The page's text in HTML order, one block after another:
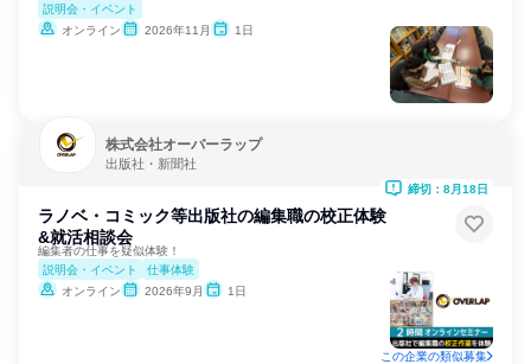
説明会・イベント
オンライン
2026年11月 1日
株式会社オーバーラップ
出版社・新聞社
ラノベ・コミック等出版社の編集職の校正体験
&就活相談会
編集者の仕事を疑似体験！
説明会・イベント
仕事体験
オンライン
2026年9月 1日
締切：8月18日
この企業の類似募集